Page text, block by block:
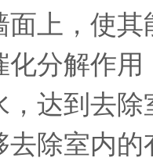
面上，使
化分解作
，达到去
去除室内